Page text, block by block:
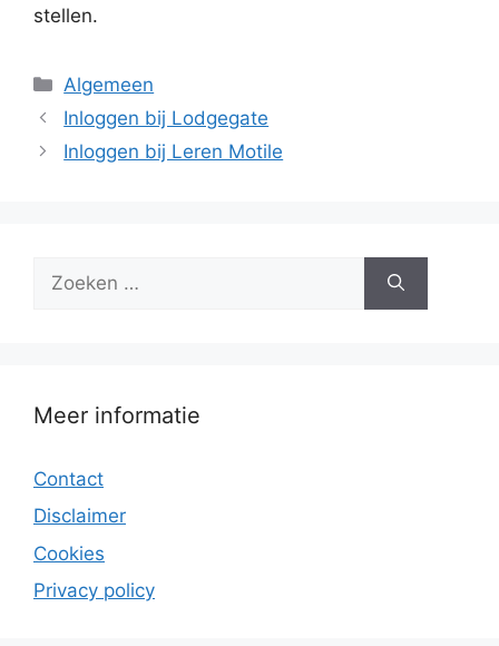
stellen.
Categorieën
Algemeen
Inloggen bij Lodgegate
Inloggen bij Leren Motile
naar:
Meer informatie
Contact
Disclaimer
Cookies
Privacy policy